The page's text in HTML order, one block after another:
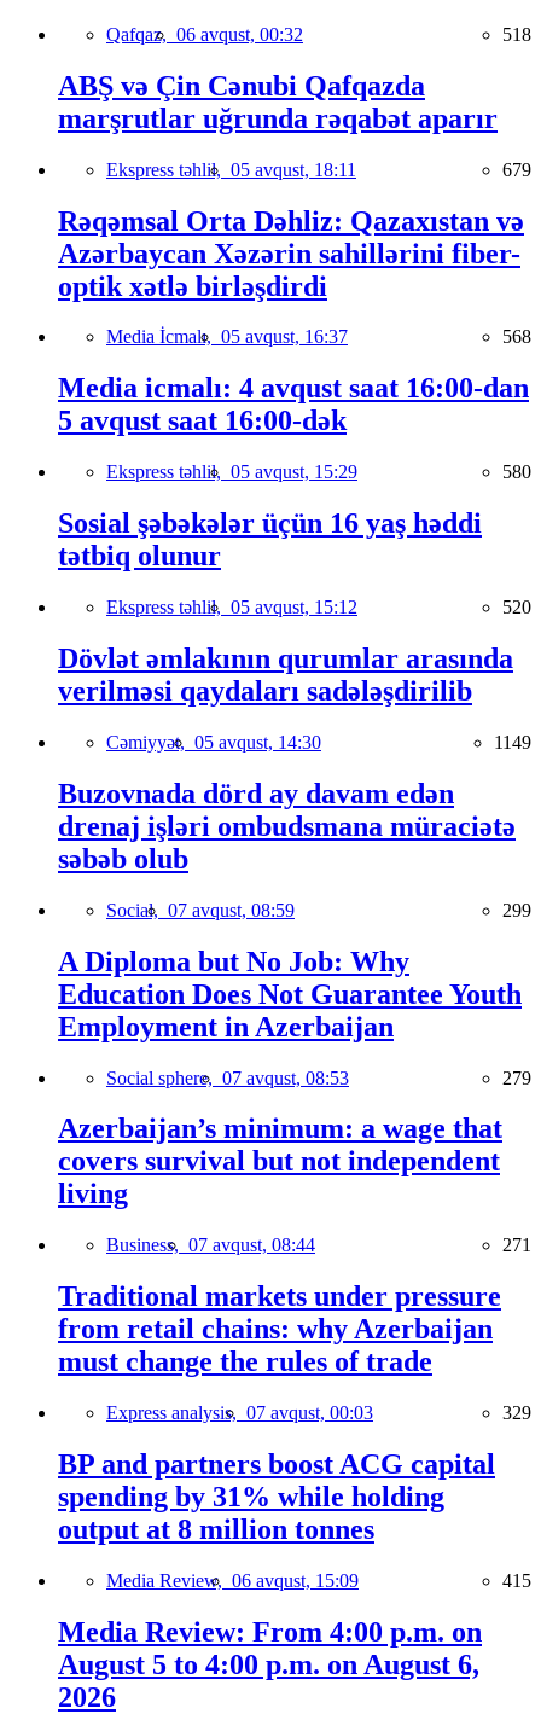
Qafqaz, 06 avqust, 00:32 518
ABŞ və Çin Cənubi Qafqazda
marşrutlar uğrunda rəqabət aparır
Ekspress təhlil, 05 avqust, 18:11 679
Rəqəmsal Orta Dəhliz: Qazaxıstan və
Azərbaycan Xəzərin sahillərini fiber-
optik xətlə birləşdirdi
Media İcmalı, 05 avqust, 16:37 568
Media icmalı: 4 avqust saat 16:00-dan
5 avqust saat 16:00-dək
Ekspress təhlil, 05 avqust, 15:29 580
Sosial şəbəkələr üçün 16 yaş həddi
tətbiq olunur
Ekspress təhlil, 05 avqust, 15:12 520
Dövlət əmlakının qurumlar arasında
verilməsi qaydaları sadələşdirilib
Cəmiyyət, 05 avqust, 14:30 1149
Buzovnada dörd ay davam edən
drenaj işləri ombudsmana müraciətə
səbəb olub
Social, 07 avqust, 08:59 299
A Diploma but No Job: Why
Education Does Not Guarantee Youth
Employment in Azerbaijan
Social sphere, 07 avqust, 08:53 279
Azerbaijan’s minimum: a wage that
covers survival but not independent
living
Business, 07 avqust, 08:44 271
Traditional markets under pressure
from retail chains: why Azerbaijan
must change the rules of trade
Express analysis, 07 avqust, 00:03 329
BP and partners boost ACG capital
spending by 31% while holding
output at 8 million tonnes
Media Review, 06 avqust, 15:09 415
Media Review: From 4:00 p.m. on
August 5 to 4:00 p.m. on August 6,
2026